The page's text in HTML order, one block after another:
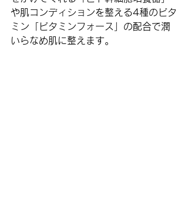
や肌コンディションを整える4種のビタ
ミン「ビタミンフォース」の配合で潤
いらなめ肌に整えます。